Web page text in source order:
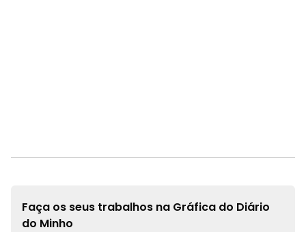
Faça os seus trabalhos na Gráfica do Diário
do Minho